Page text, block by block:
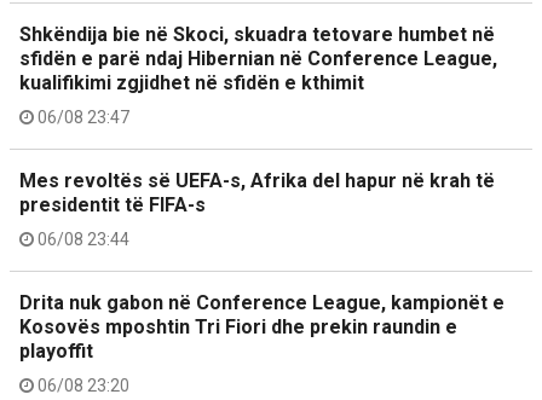
Shkëndija bie në Skoci, skuadra tetovare humbet në
sfidën e parë ndaj Hibernian në Conference League,
kualifikimi zgjidhet në sfidën e kthimit
06/08 23:47
Mes revoltës së UEFA-s, Afrika del hapur në krah të
presidentit të FIFA-s
06/08 23:44
Drita nuk gabon në Conference League, kampionët e
Kosovës mposhtin Tri Fiori dhe prekin raundin e
playoffit
06/08 23:20